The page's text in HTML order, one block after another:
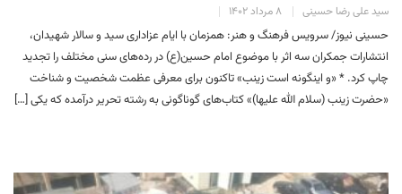
سید علی رضا حسینی ۸ مرداد ۱۴۰۲
حسینی نیوز/ سرویس فرهنگ و هنر: همزمان با ایام عزاداری سید و سالار شهیدان،
انتشارات جمکران سه اثر با موضوع امام حسین(ع) در رده‌های سنی مختلف را تجدید
چاپ کرد. * «و اینگونه است زینب» تاکنون برای معرفی عظمت شخصیت و شناخت
«حضرت زینب (سلام الله علیها)» کتاب‌های گوناگونی به رشته تحریر درآمده که یکی […]